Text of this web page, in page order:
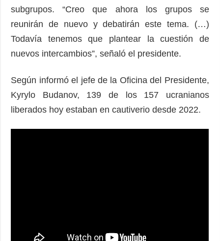
subgrupos. “Creo que ahora los grupos se
reunirán de nuevo y debatirán este tema. (…)
Todavía tenemos que plantear la cuestión de
nuevos intercambios”, señaló el presidente.
Según informó el jefe de la Oficina del Presidente,
Kyrylo Budanov, 139 de los 157 ucranianos
liberados hoy estaban en cautiverio desde 2022.